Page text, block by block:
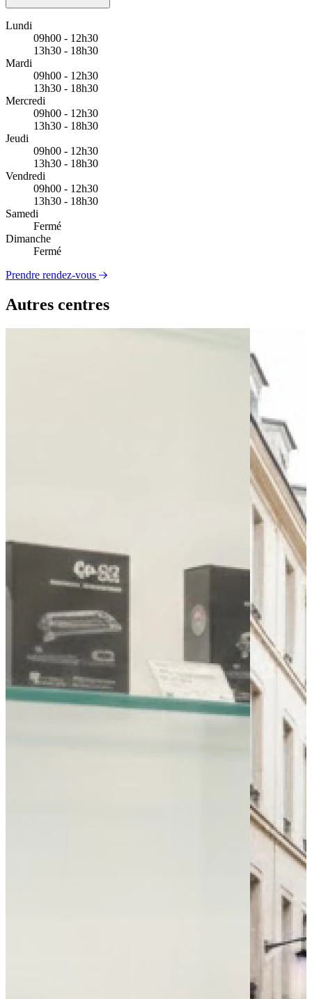
Lundi
09h00 - 12h30
13h30 - 18h30
Mardi
09h00 - 12h30
13h30 - 18h30
Mercredi
09h00 - 12h30
13h30 - 18h30
Jeudi
09h00 - 12h30
13h30 - 18h30
Vendredi
09h00 - 12h30
13h30 - 18h30
Samedi
Fermé
Dimanche
Fermé
Prendre rendez-vous
Autres centres